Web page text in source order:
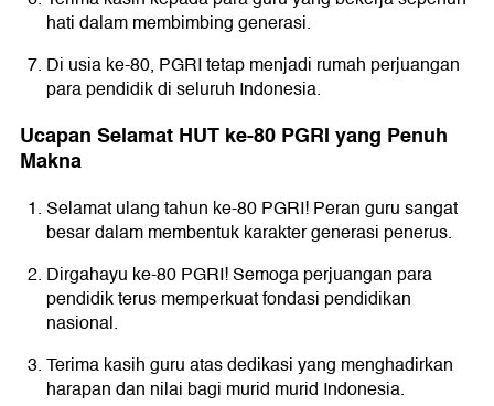
hati dalam membimbing generasi.
Di usia ke-80, PGRI tetap menjadi rumah perjuangan
para pendidik di seluruh Indonesia.
Ucapan Selamat HUT ke-80 PGRI yang Penuh
Makna
Selamat ulang tahun ke-80 PGRI! Peran guru sangat
besar dalam membentuk karakter generasi penerus.
Dirgahayu ke-80 PGRI! Semoga perjuangan para
pendidik terus memperkuat fondasi pendidikan
nasional.
Terima kasih guru atas dedikasi yang menghadirkan
harapan dan nilai bagi murid murid Indonesia.